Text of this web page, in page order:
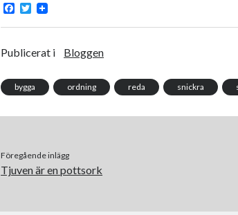
F
c
b
k
T
i
t
Publicerat i Bloggen
bygga ordning reda snickra
Föregående inlägg
Tjuven är en pottsork